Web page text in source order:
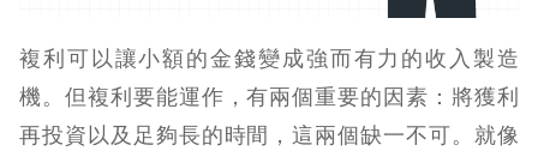
複利可以讓小額的金錢變成強而有力的收入製造
機。但複利要能運作，有兩個重要的因素：將獲利
再投資以及足夠長的時間，這兩個缺一不可。就像